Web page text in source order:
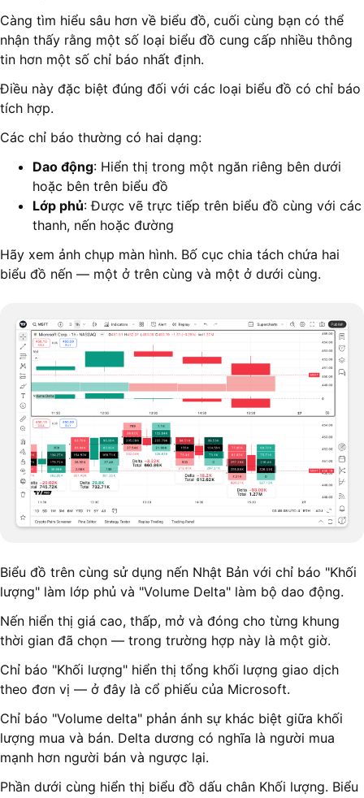
Càng tìm hiểu sâu hơn về biểu đồ, cuối cùng bạn có thể
nhận thấy rằng một số loại biểu đồ cung cấp nhiều thông
tin hơn một số chỉ báo nhất định.
Điều này đặc biệt đúng đối với các loại biểu đồ có chỉ báo
tích hợp.
Các chỉ báo thường có hai dạng:
Dao động: Hiển thị trong một ngăn riêng bên dưới
hoặc bên trên biểu đồ
Lớp phủ: Được vẽ trực tiếp trên biểu đồ cùng với các
thanh, nến hoặc đường
Hãy xem ảnh chụp màn hình. Bố cục chia tách chứa hai
biểu đồ nến — một ở trên cùng và một ở dưới cùng.
Biểu đồ trên cùng sử dụng nến Nhật Bản với chỉ báo "Khối
lượng" làm lớp phủ và "Volume Delta" làm bộ dao động.
Nến hiển thị giá cao, thấp, mở và đóng cho từng khung
thời gian đã chọn — trong trường hợp này là một giờ.
Chỉ báo "Khối lượng" hiển thị tổng khối lượng giao dịch
theo đơn vị — ở đây là cổ phiếu của Microsoft.
Chỉ báo "Volume delta" phản ánh sự khác biệt giữa khối
lượng mua và bán. Delta dương có nghĩa là người mua
mạnh hơn người bán và ngược lại.
Phần dưới cùng hiển thị biểu đồ dấu chân Khối lượng. Biểu